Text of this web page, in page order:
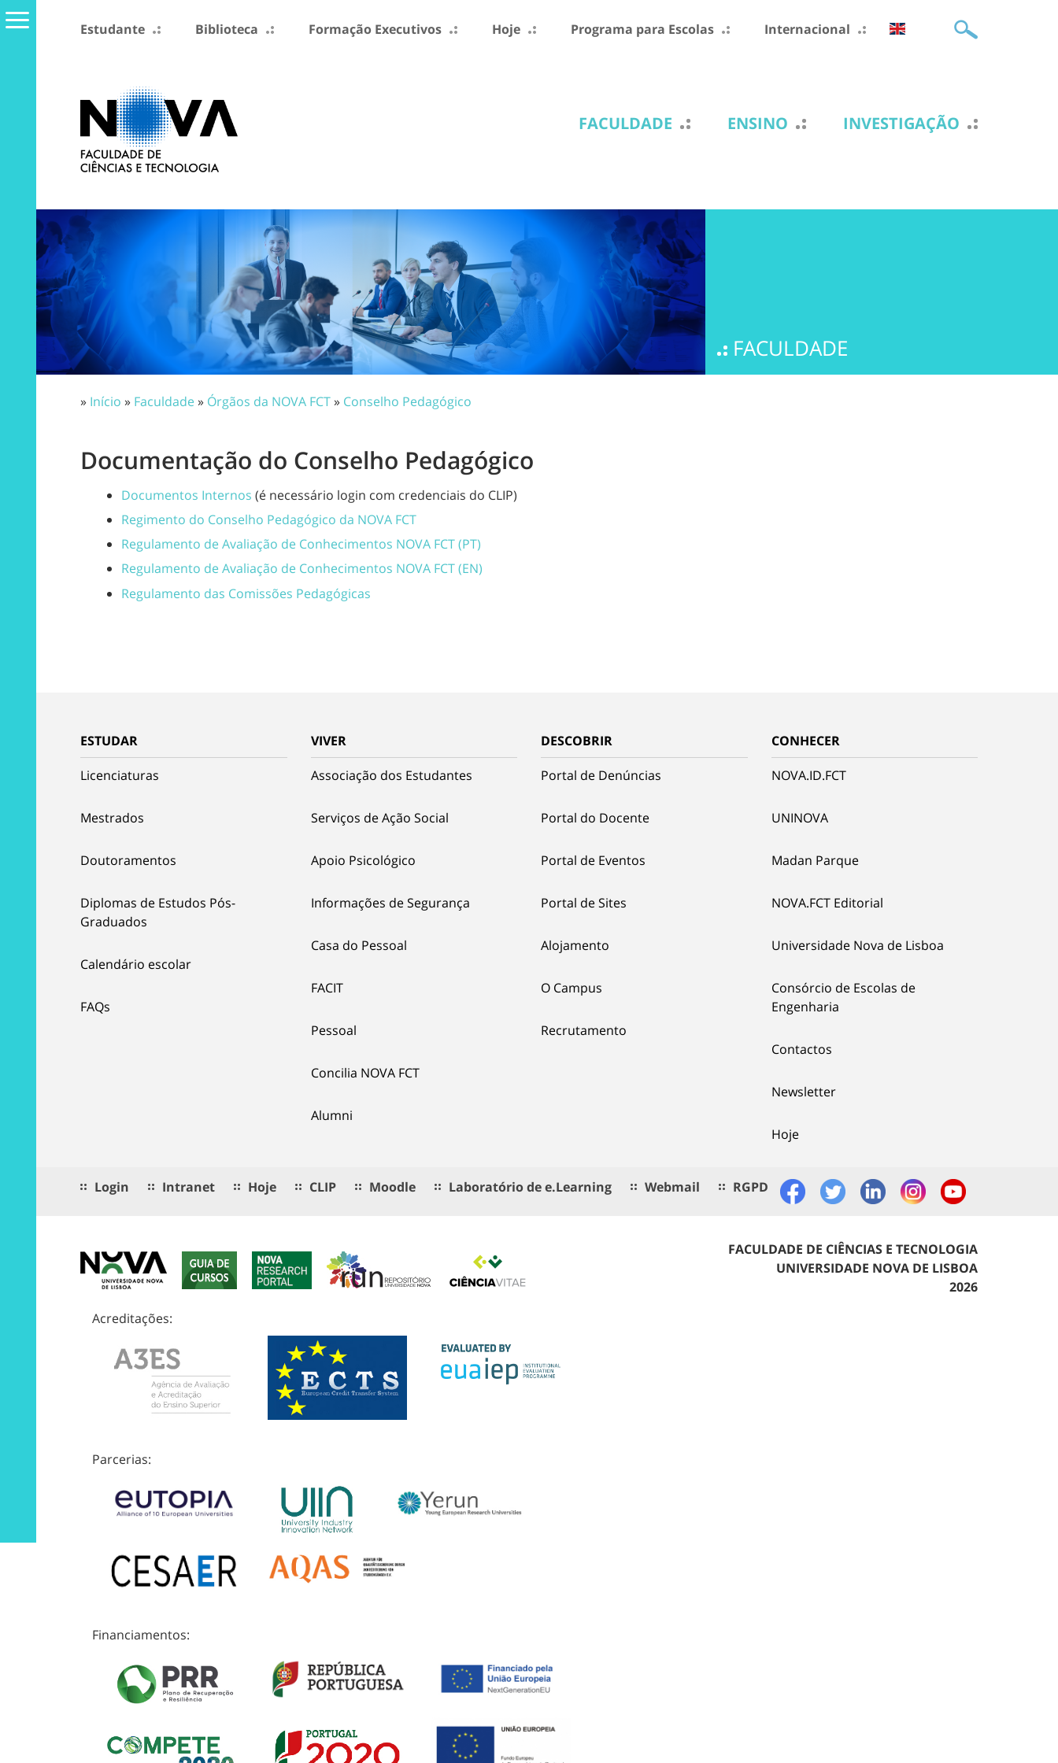
Estudante Biblioteca Formação Executivos Hoje Programa para Escolas Internacional
FACULDADE ENSINO INVESTIGAÇÃO
FACULDADE
» Início » Faculdade» Órgãos da NOVA FCT» Conselho Pedagógico
Documentação do Conselho Pedagógico
Documentos Internos (é necessário login com credenciais do CLIP)
Regimento do Conselho Pedagógico da NOVA FCT
Regulamento de Avaliação de Conhecimentos NOVA FCT (PT)
Regulamento de Avaliação de Conhecimentos NOVA FCT (EN)
Regulamento das Comissões Pedagógicas
ESTUDAR
Licenciaturas
Mestrados
Doutoramentos
Diplomas de Estudos Pós-
Graduados
Calendário escolar
FAQs
VIVER
Associação dos Estudantes
Serviços de Ação Social
Apoio Psicológico
Informações de Segurança
Casa do Pessoal
FACIT
Pessoal
Concilia NOVA FCT
Alumni
DESCOBRIR
Portal de Denúncias
Portal do Docente
Portal de Eventos
Portal de Sites
Alojamento
O Campus
Recrutamento
CONHECER
NOVA.ID.FCT
UNINOVA
Madan Parque
NOVA.FCT Editorial
Universidade Nova de Lisboa
Consórcio de Escolas de
Engenharia
Contactos
Newsletter
Hoje
Login Intranet Hoje CLIP Moodle Laboratório de e.Learning Webmail RGPD
Acreditações:
Parcerias:
Financiamentos:
FACULDADE DE CIÊNCIAS E TECNOLOGIA
UNIVERSIDADE NOVA DE LISBOA
2026